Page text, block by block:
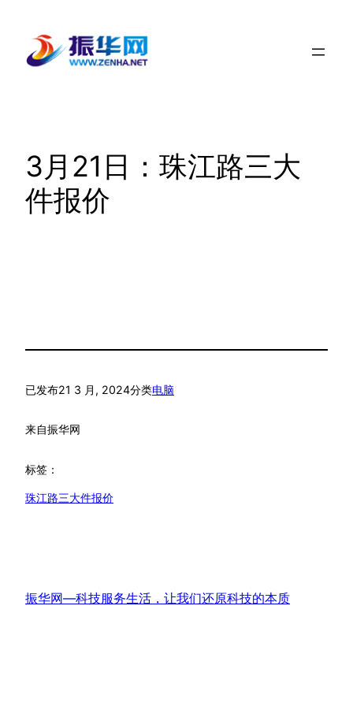
3月21日：珠江路三大
件报价
已发布21 3 月, 2024分类电脑
来自振华网
标签：
珠江路三大件报价
振华网—科技服务生活，让我们还原科技的本质